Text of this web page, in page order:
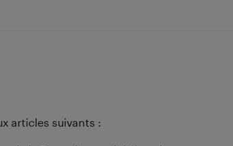
articles suivants :